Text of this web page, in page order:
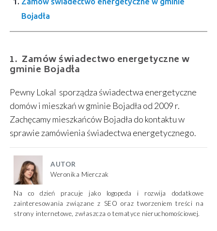
Bojadła
Zamów świadectwo energetyczne w
gminie Bojadła
Pewny Lokal sporządza świadectwa energetyczne
domów i mieszkań w gminie Bojadła od 2009 r.
Zachęcamy mieszkańców Bojadła do kontaktu w
sprawie zamówienia świadectwa energetycznego.
AUTOR
Weronika Mierczak
Na co dzień pracuje jako logopeda i rozwija dodatkowe
zainteresowania związane z SEO oraz tworzeniem treści na
strony internetowe, zwłaszcza o tematyce nieruchomościowej.